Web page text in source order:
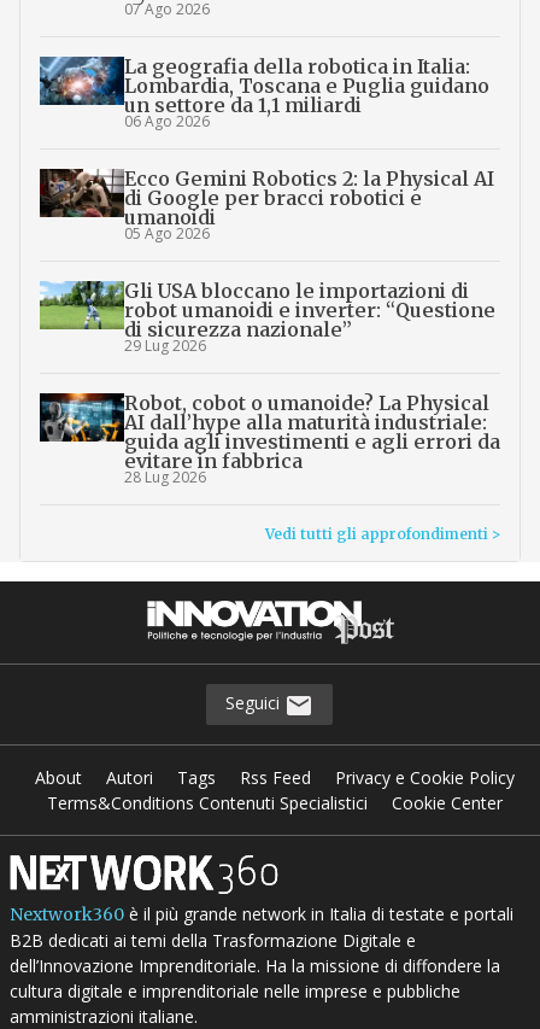
07 Ago 2026
La geografia della robotica in Italia:
Lombardia, Toscana e Puglia guidano
un settore da 1,1 miliardi
06 Ago 2026
Ecco Gemini Robotics 2: la Physical AI
di Google per bracci robotici e
umanoidi
05 Ago 2026
Gli USA bloccano le importazioni di
robot umanoidi e inverter: “Questione
di sicurezza nazionale”
29 Lug 2026
Robot, cobot o umanoide? La Physical
AI dall’hype alla maturità industriale:
guida agli investimenti e agli errori da
evitare in fabbrica
28 Lug 2026
Vedi tutti gli approfondimenti >
Seguici
About Autori Tags Rss Feed
Privacy e Cookie Policy
Terms&Conditions Contenuti Specialistici
Cookie Center
Nextwork360è il più grande network in Italia di testate e portali
B2B dedicati ai temi della Trasformazione Digitale e
dell’Innovazione Imprenditoriale. Ha la missione di diffondere la
cultura digitale e imprenditoriale nelle imprese e pubbliche
amministrazioni italiane.